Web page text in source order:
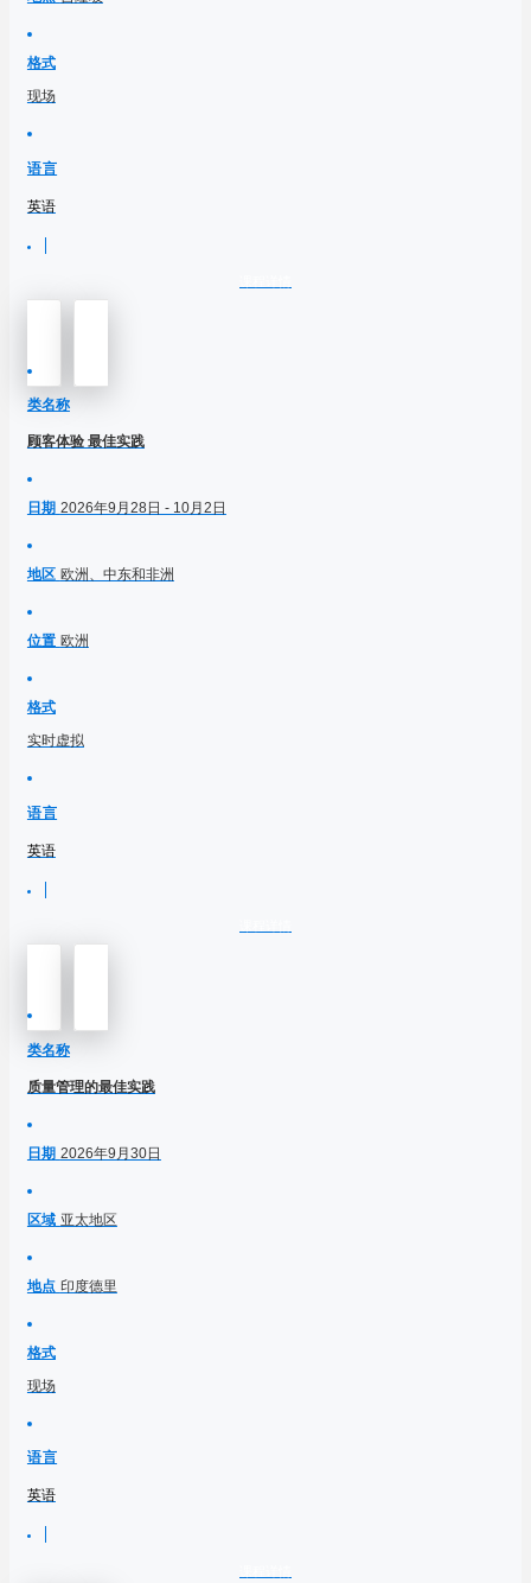
格式
现场
语言
英语
类名称
顾客体验 最佳实践
日期 2026年9月28日 - 10月2日
地区 欧洲、中东和非洲
位置 欧洲
格式
实时虚拟
语言
英语
类名称
质量管理的最佳实践
日期 2026年9月30日
区域 亚太地区
地点 印度德里
格式
现场
语言
英语